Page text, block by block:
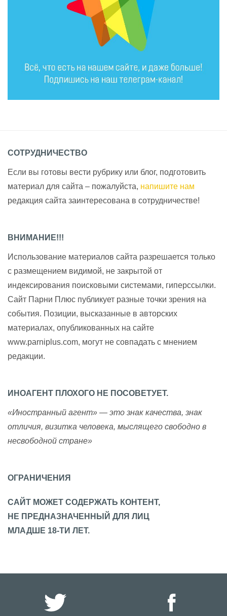
СОТРУДНИЧЕСТВО
Если вы готовы вести рубрику или блог, подготовить
материал для сайта – пожалуйста, напишите нам
редакция сайта заинтересована в сотрудничестве!
ВНИМАНИЕ!!!
Использование материалов сайта разрешается только
с размещением видимой, не закрытой от
индексирования поисковыми системами, гиперссылки.
Сайт Парни Плюс публикует разные точки зрения на
события. Позиции, высказанные в авторских
материалах, опубликованных на сайте
www.parniplus.com, могут не совпадать с мнением
редакции.
ИНОАГЕНТ ПЛОХОГО НЕ ПОСОВЕТУЕТ.
«Иностранный агент» — это знак качества, знак
отличия, визитка человека, мыслящего свободно в
несвободной стране»
ОГРАНИЧЕНИЯ
САЙТ МОЖЕТ СОДЕРЖАТЬ КОНТЕНТ,
НЕ ПРЕДНАЗНАЧЕННЫЙ ДЛЯ ЛИЦ
МЛАДШЕ 18-ТИ ЛЕТ.